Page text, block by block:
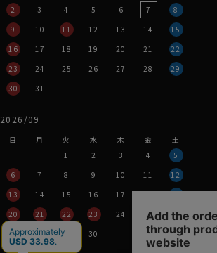
2
3 4 5 6 7
8
9
10 11 12 13 14
15
16
17 18 19 20 21
22
23
24 25 26 27 28
29
30
31
2026/09
日 月 火 水 木 金
土
1
2 3 4
5
6
7 8 9 10 11
12
13
14 15 16 17 18
19
20
21 22 23 24 25
26
27
28 29 30